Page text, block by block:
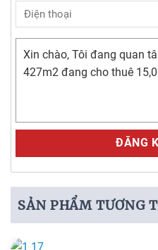
SẢN PHẨM TƯƠNG